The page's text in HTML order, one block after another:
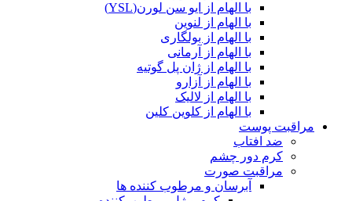
با الهام از ایو سن لورن(YSL)
با الهام از لنوین
با الهام از بولگاری
با الهام از آرمانی
با الهام از ژان پل گوتیه
با الهام از آزارو
با الهام از لالیک
با الهام از کلوین کلین
مراقبت پوست
ضد افتاب
کرم دور چشم
مراقبت صورت
آبرسان و مرطوب کننده ها